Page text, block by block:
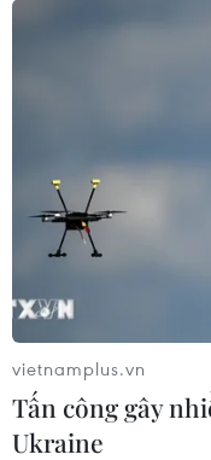
vietnamplus.vn
Tấn công gây
Ukraine